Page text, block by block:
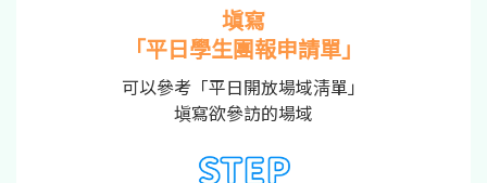
塡寫
「平日學生團報申請單」
可以參考「平日開放場域淸單」
塡寫欲參訪的場域